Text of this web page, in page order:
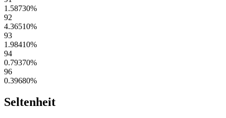
1.58730%
92
4.36510%
93
1.98410%
94
0.79370%
96
0.39680%
Seltenheit